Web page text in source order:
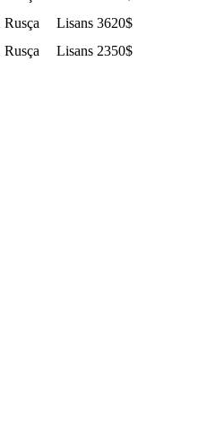
Rusça Lisans 3620$
Rusça Lisans 2350$